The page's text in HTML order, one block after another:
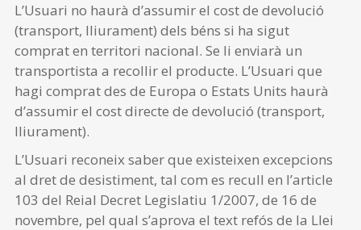
L’Usuari no haurà d’assumir el cost de devolució
(transport, lliurament) dels béns si ha sigut
comprat en territori nacional. Se li enviarà un
transportista a recollir el producte. L’Usuari que
hagi comprat des de Europa o Estats Units haurà
d’assumir el cost directe de devolució (transport,
lliurament).
L’Usuari reconeix saber que existeixen excepcions
al dret de desistiment, tal com es recull en l’article
103 del Reial Decret Legislatiu 1/2007, de 16 de
novembre, pel qual s’aprova el text refós de la Llei